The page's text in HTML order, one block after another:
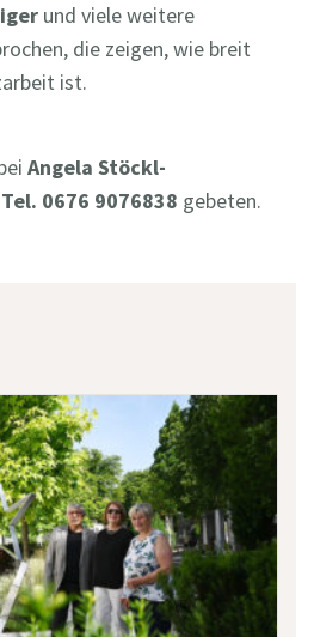
und viele weitere
die zeigen, wie breit
ist.
Angela Stöckl-
Tel. 0676 9076838 gebeten.